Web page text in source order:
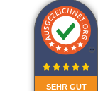
SEHR GUT